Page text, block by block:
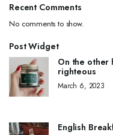
Recent Comments
No comments to show.
Post Widget
On the other
righteous
March 6, 2023
English